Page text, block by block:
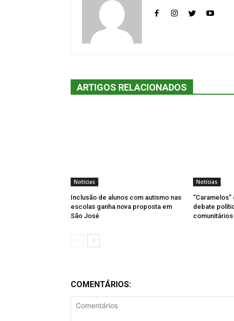
ARTIGOS RELACIONADOS
Notícias
Inclusão de alunos com autismo nas
escolas ganha nova proposta em
São José
Notícias
debate
comunitários
COMENTÁRIOS: